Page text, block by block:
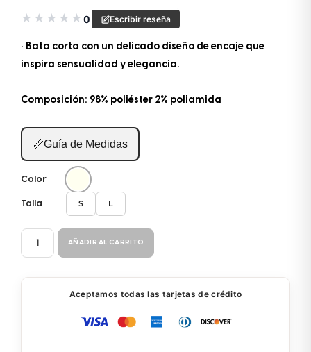
★ ★ ★ ★ ★0 Escribir reseña
• Bata corta con un delicado diseño de encaje que
inspira sensualidad y elegancia.
Composición: 98% poliéster 2% poliamida
📏Guía de Medidas
Color
Talla S L
PIJAMA
SALIDA
cantidad
AÑADIR AL CARRITO
Aceptamos todas las tarjetas de crédito